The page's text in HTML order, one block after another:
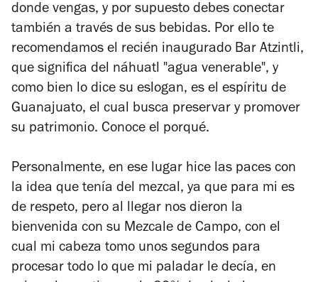
donde vengas, y por supuesto debes conectar
también a través de sus bebidas. Por ello te
recomendamos el recién inaugurado Bar Atzintli,
que significa del náhuatl "agua venerable", y
como bien lo dice su eslogan, es el espíritu de
Guanajuato, el cual busca preservar y promover
su patrimonio. Conoce el porqué.
Personalmente, en ese lugar hice las paces con
la idea que tenía del mezcal, ya que para mi es
de respeto, pero al llegar nos dieron la
bienvenida con su Mezcale de Campo, con el
cual mi cabeza tomo unos segundos para
procesar todo lo que mi paladar le decía, en